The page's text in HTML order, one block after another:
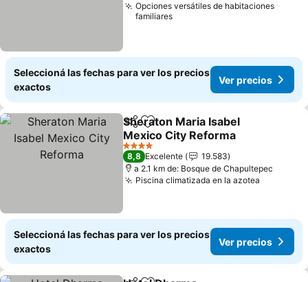
Opciones versátiles de habitaciones
familiares
Seleccioná las fechas para ver los precios
exactos
Ver precios
CompartirAñadir a favoritos
Sheraton Maria Isabel
Mexico City Reforma
4 Estrellas
8,8 Excelente
19.583
a 2.1 km de: Bosque de Chapultepec
Piscina climatizada en la azotea
Seleccioná las fechas para ver los precios
exactos
Ver precios